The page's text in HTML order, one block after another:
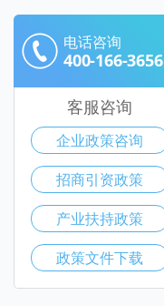
电话咨询
400-166-3656
客服咨询
企业政策咨询
招商引资政策
产业扶持政策
政策文件下载